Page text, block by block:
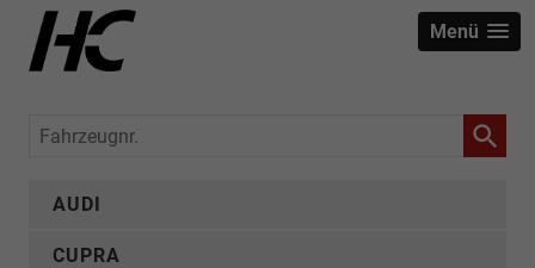
Menü
Fahrzeugnr.
AUDI
CUPRA